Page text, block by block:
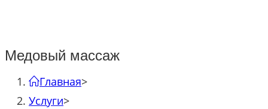
Медовый массаж
Главная>
Услуги>